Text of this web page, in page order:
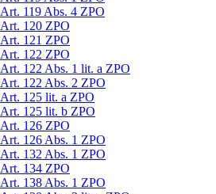
Art. 119 Abs. 4 ZPO
Art. 120 ZPO
Art. 121 ZPO
Art. 122 ZPO
Art. 122 Abs. 1 lit. a ZPO
Art. 122 Abs. 2 ZPO
Art. 125 lit. a ZPO
Art. 125 lit. b ZPO
Art. 126 ZPO
Art. 126 Abs. 1 ZPO
Art. 132 Abs. 1 ZPO
Art. 134 ZPO
Art. 138 Abs. 1 ZPO